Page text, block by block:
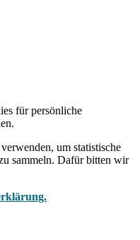
für persönliche
um statistische
sammeln. Dafür bitten wir